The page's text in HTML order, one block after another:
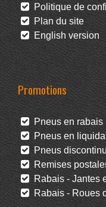
Politique de
Plan du site
English version
Promotions
Pneus en rabais
Pneus en
Pneus
Remises
Rabais - Jantes
Rabais - Roues